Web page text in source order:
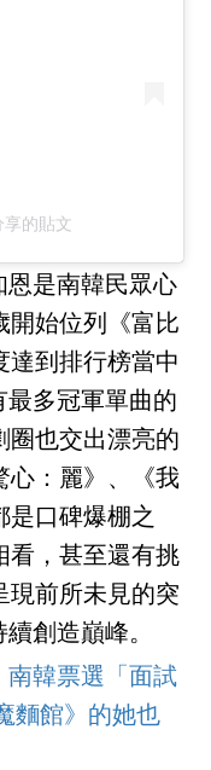
享的貼文
恩是南韓民眾心
開始位列《富比
達到排行榜當中
最多冠軍單曲的
圈也交出漂亮的
心：麗》、《我
是口碑爆棚之
看，甚至還有挑
現前所未見的突
創造巔峰。
南韓票選「面試
麵館》的她也